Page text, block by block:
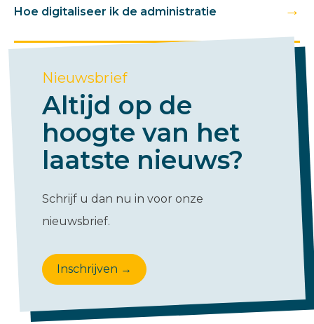
Hoe digitaliseer ik de administratie →
Nieuwsbrief
Altijd op de
hoogte van het
laatste nieuws?
Schrijf u dan nu in voor onze
nieuwsbrief.
Inschrijven →